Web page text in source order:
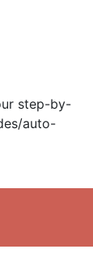
step-by-
auto-